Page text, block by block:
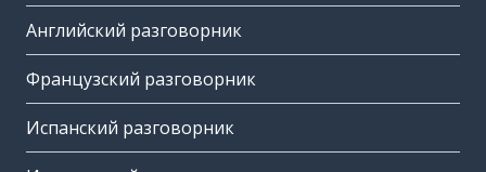
Английский разговорник
Французский разговорник
Испанский разговорник